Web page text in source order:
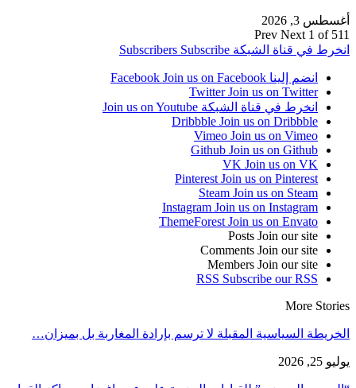
أغسطس 3, 2026
Prev Next 1 of 511
انخرط في قناة الشبكة
Subscribers Subscribe
انضم إلينا Facebook Join us on Facebook
Twitter Join us on Twitter
انخرط في قناة الشبكة Join us on Youtube
Dribbble Join us on Dribbble
Vimeo Join us on Vimeo
Github Join us on Github
VK Join us on VK
Pinterest Join us on Pinterest
Steam Join us on Steam
Instagram Join us on Instagram
ThemeForest Join us on Envato
Posts Join our site
Comments Join our site
Members Join our site
RSS Subscribe our RSS
More Stories
الخريطة السياسية المقبلة لا ترسم بإرادة المغاربة بل بميزان…
يوليو 25, 2026